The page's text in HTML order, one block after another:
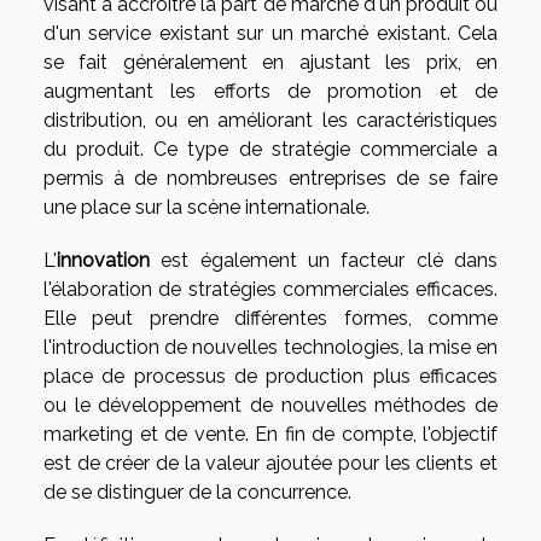
d'un service existant sur un marché existant. Cela
se fait généralement en ajustant les prix, en
augmentant les efforts de promotion et de
distribution, ou en améliorant les caractéristiques
du produit. Ce type de stratégie commerciale a
permis à de nombreuses entreprises de se faire
une place sur la scène internationale.
L'innovation est également un facteur clé dans
l'élaboration de stratégies commerciales efficaces.
Elle peut prendre différentes formes, comme
l'introduction de nouvelles technologies, la mise en
place de processus de production plus efficaces
ou le développement de nouvelles méthodes de
marketing et de vente. En fin de compte, l'objectif
est de créer de la valeur ajoutée pour les clients et
de se distinguer de la concurrence.